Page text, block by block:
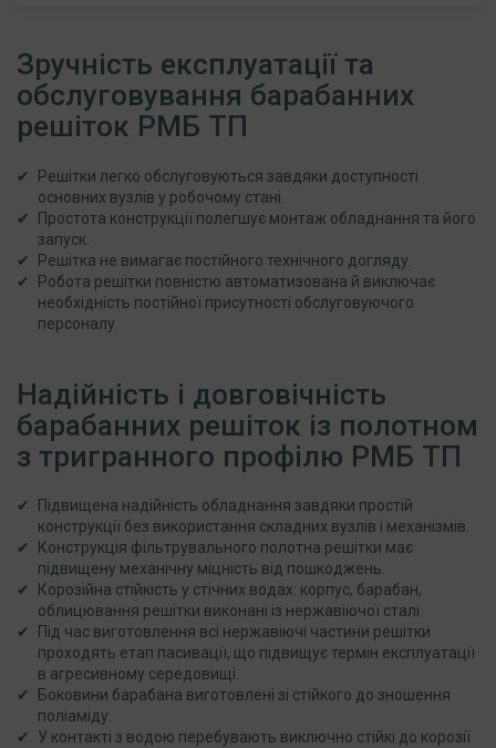
Зручність експлуатації та
обслуговування барабанних
решіток РМБ ТП
Решітки легко обслуговуються завдяки доступності
основних вузлів у робочому стані.
Простота конструкції полегшує монтаж обладнання та його
запуск.
Решітка не вимагає постійного технічного догляду.
Робота решітки повністю автоматизована й виключає
необхідність постійної присутності обслуговуючого
персоналу.
Надійність і довговічність
барабанних решіток із полотном
з тригранного профілю РМБ ТП
Підвищена надійність обладнання завдяки простій
конструкції без використання складних вузлів і механізмів.
Конструкція фільтрувального полотна решітки має
підвищену механічну міцність від пошкоджень.
Корозійна стійкість у стічних водах: корпус, барабан,
облицювання решітки виконані із нержавіючої сталі.
Під час виготовлення всі нержавіючі частини решітки
проходять етап пасивації, що підвищує термін експлуатації
в агресивному середовищі.
Боковини барабана виготовлені зі стійкого до зношення
поліаміду.
У контакті з водою перебувають виключно стійкі до корозії